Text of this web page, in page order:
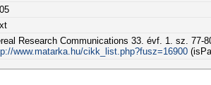
Research Communications 33. évf. 1. sz. 77-
www.matarka.hu/cikk_list.php?fusz=16900